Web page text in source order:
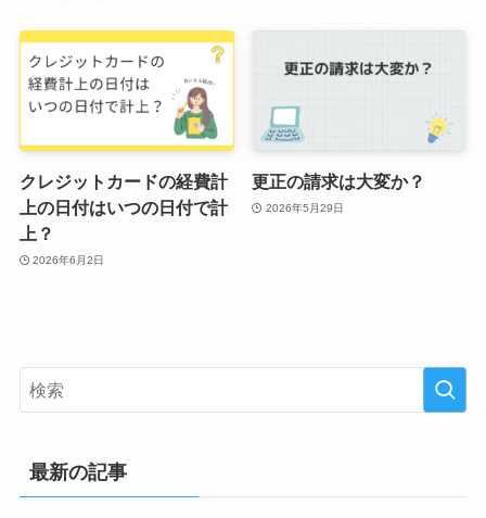
クレジットカードの経費計
上の日付はいつの日付で計
上？
2026年6月2日
更正の請求は大変か？
2026年5月29日
最新の記事